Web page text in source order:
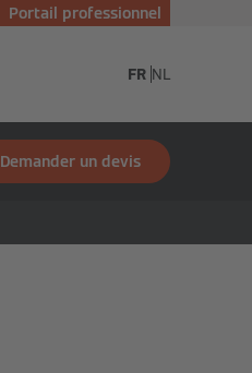
Portail professionnel
FR NL
Demander un devis